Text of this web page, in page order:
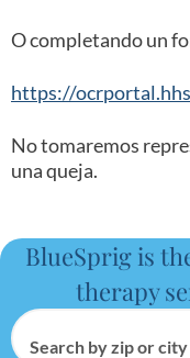
O completando un
https://
No tomaremos
una queja.
BlueSprig is
therapy
Search by zip or city